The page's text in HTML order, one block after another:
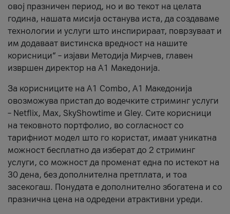
овој празничен период, но и во текот на целата
година, нашата мисија останува иста, да создаваме
технологии и услуги што инспирираат, поврзуваат и
им додаваат вистинска вредност на нашите
корисници“ – изјави Методија Мирчев, главен
извршен директор на А1 Македонија.
За корисниците на A1 Combo, А1 Македонија
овозможува пристап до водечките стриминг услуги
– Netflix, Max, SkyShowtime и Gley. Сите корисници
на тековното портфолио, во согласност со
тарифниот модел што го користат, имаат уникатна
можност бесплатно да изберат до 2 стриминг
услуги, со можност да променат една по истекот на
30 дена, без дополнителна претплата, и тоа
засекогаш. Понудата е дополнително збогатена и со
празнична цена на одредени атрактивни уреди.